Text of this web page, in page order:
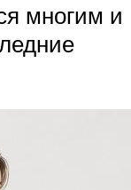
многим и